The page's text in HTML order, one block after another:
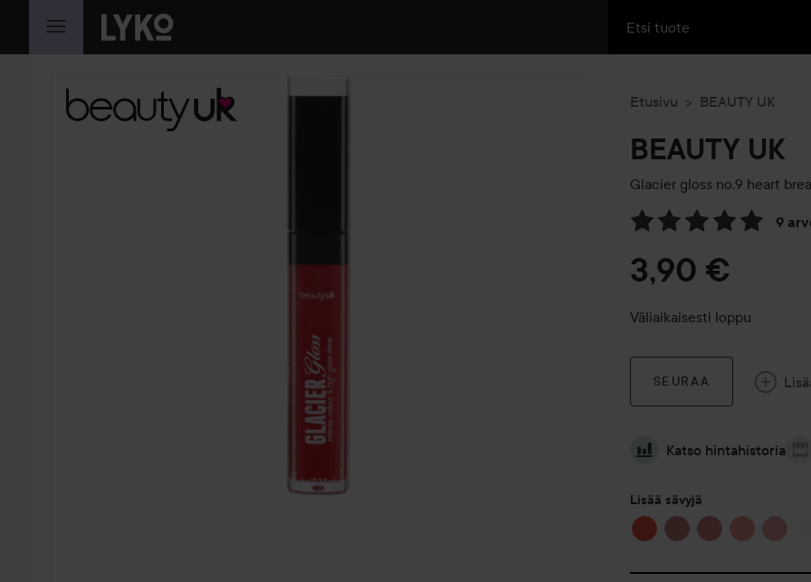
SIIRTYÄ JHK SISÄLTÖÖN
Etusivu BEAUTY UK
BEAUTY UK
Glacier gloss no.9 heart
9
Siirtyä jhk Arvosana &
3,90 €
Väliaikaisesti loppu
SEURAA
Katso hintahistoria
Lisää sävyjä